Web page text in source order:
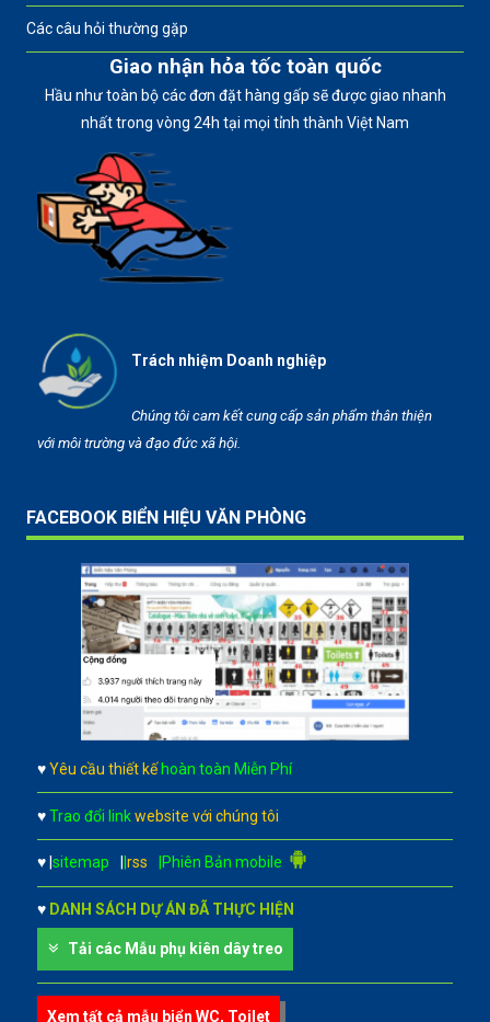
Các câu hỏi thường gặp
Giao nhận hỏa tốc toàn quốc
Hầu như toàn bộ các đơn đặt hàng gấp sẽ được giao nhanh
nhất trong vòng 24h tại mọi tỉnh thành Việt Nam
Trách nhiệm Doanh nghiệp
Chúng tôi cam kết cung cấp sản phẩm thân thiện
với môi trường và đạo đức xã hội.
FACEBOOK BIỂN HIỆU VĂN PHÒNG
♥ Yêu cầu thiết kế hoàn toàn Miễn Phí
♥ Trao đổi link website với chúng tôi
♥ |sitemap |rss |Phiên Bản mobile
♥ DANH SÁCH DỰ ÁN ĐÃ THỰC HIỆN
Tải các Mẫu phụ kiên dây treo
Xem tất cả mẫu biển WC, Toilet